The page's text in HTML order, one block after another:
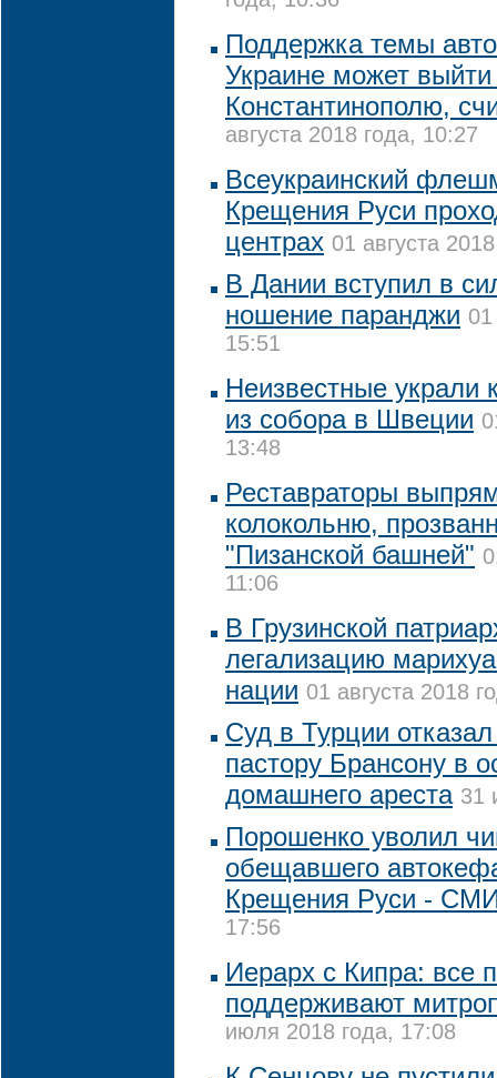
Поддержка темы
Украине может
Константинополю,
августа 2018 года, 10:27
Всеукраинский
Крещения Руси
центрах 01 августа
В Дании вступил в
ношение паранджи 01
15:51
Неизвестные украли
из собора в Швеции
13:48
Реставраторы
колокольню,
"Пизанской башней"
11:06
В Грузинской
легализацию
нации 01 августа 2018
Суд в Турции
пастору Брансону в
домашнего ареста 31
Порошенко уволил
обещавшего
Крещения Руси -
17:56
Иерарх с Кипра: все
поддерживают
июля 2018 года, 17:08